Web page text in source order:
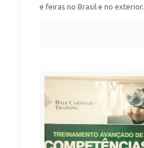
e feiras no Brasil e no exterior.